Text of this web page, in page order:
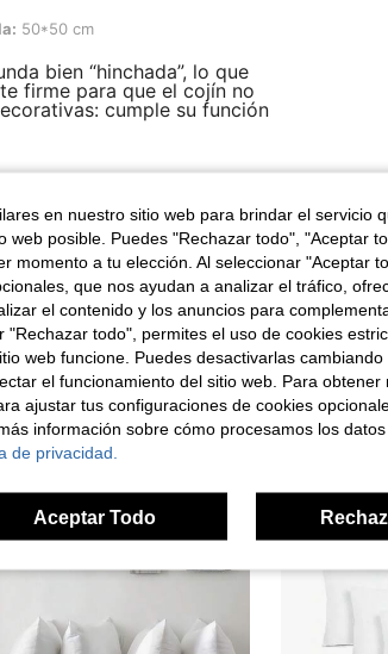
50*50 cm
bien “hinchada”, lo que
firme para que el cojín no
cumple su función
Útil (3)
en nuestro sitio web para brindar el servicio
web posible. Puedes "Rechazar todo", "Aceptar
momento a tu elección. Al seleccionar "Aceptar
que nos ayudan a analizar el tráfico,
el contenido y los anuncios para
"Rechazar todo", permites el uso de cookies
web funcione. Puedes desactivarlas
el funcionamiento del sitio web. Para obtener
ajustar tus configuraciones de cookies
información sobre cómo procesamos los datos
de privacidad.
Aceptar Todo